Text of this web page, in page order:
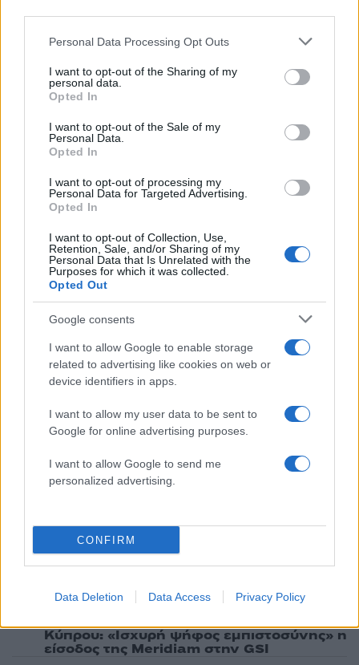
Please note that this website/app uses one or more Google
not limited to your visit or usage behaviour. You may click to
grant or deny consent to Google and its third-party tags to
use your data for below specified purposes in below Google
consent section.
Personal Data Processing Opt Outs
I want to opt-out of the Sharing of my
personal data.
Opted In
I want to opt-out of the Sale of my
Personal Data.
Opted In
I want to opt-out of processing my
Personal Data for Targeted Advertising.
Opted In
I want to opt-out of Collection, Use,
Retention, Sale, and/or Sharing of my
Personal Data that Is Unrelated with the
Purposes for which it was collected.
Opted Out
Google consents
I want to allow Google to enable storage
related to advertising like cookies on web or
device identifiers in apps.
I want to allow my user data to be sent to
Google for online advertising purposes.
I want to allow Google to send me
personalized advertising.
CONFIRM
Data Deletion Data Access Privacy Policy
Share:
Ακολουθήστε το Νewsit.gr στο Google News
ενημερωθείτε πρώτοι για όλη την ειδησεογραφία και τα
Πιο δημοφιλή
Έφυγαν οι συνεργάτες, μένει η Μαρία
Καρυστιανού - Η επόμενη μέρα για την
«Ελπίδα για τη Δημοκρατία»
Συγκίνηση στο τελευταίο αντίο στον Λάκη
Χαλκιά: Με την «Φάμπρικα», λαούτο και
κλαρίνα αποχαιρέτησαν την εμβληματική
φωνή της μεταπολίτευσης
Ποιος είναι ο ελληνοκύπριος Sir Ντέμης
Χασάμπης: Από το σκάκι, στο Νόμπελ
Το πολωμένο μελτέμι που τροφοδότησε τις
φωτιές σε Αττική και Βοιωτία: «Από τα
χρόνων»
Ο Κώστας Σαμαράς δημοσίευσε μία παιδική
Μητσοτάκης στην υπογραφή συμφωνίας
Κύπρου: «Ισχυρή ψήφος εμπιστοσύνης» η
είσοδος της Meridiam στην GSI